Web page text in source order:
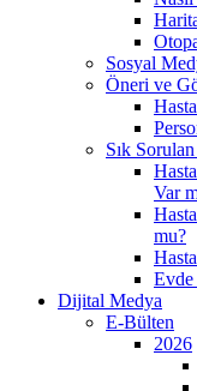
Sosyal
Öneri ve
Sık
Var
mu?
Dijital Medya
E-Bülten
2026